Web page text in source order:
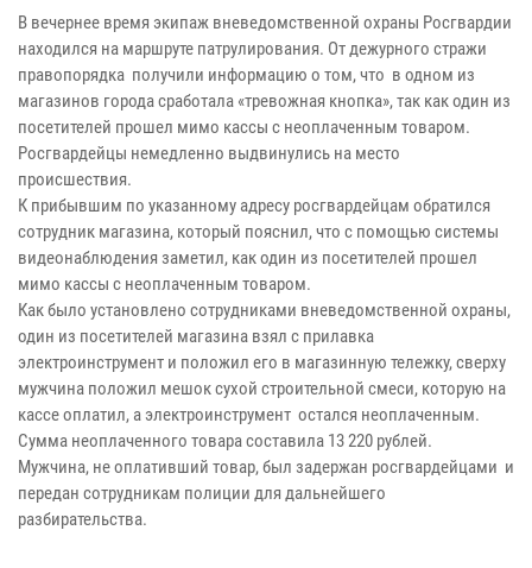
В вечернее время экипаж вневедомственной охраны Росгвардии
находился на маршруте патрулирования. От дежурного стражи
правопорядка получили информацию о том, что в одном из
магазинов города сработала «тревожная кнопка», так как один из
посетителей прошел мимо кассы с неоплаченным товаром.
Росгвардейцы немедленно выдвинулись на место
происшествия.
К прибывшим по указанному адресу росгвардейцам обратился
сотрудник магазина, который пояснил, что с помощью системы
видеонаблюдения заметил, как один из посетителей прошел
мимо кассы с неоплаченным товаром.
Как было установлено сотрудниками вневедомственной охраны,
один из посетителей магазина взял с прилавка
электроинструмент и положил его в магазинную тележку, сверху
мужчина положил мешок сухой строительной смеси, которую на
кассе оплатил, а электроинструмент остался неоплаченным.
Сумма неоплаченного товара составила 13 220 рублей.
Мужчина, не оплативший товар, был задержан росгвардейцами и
передан сотрудникам полиции для дальнейшего
разбирательства.